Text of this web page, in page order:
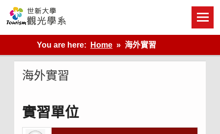
content
世新大學觀光學系網站
You are here:
Home 海外實習
海外實習
實習單位